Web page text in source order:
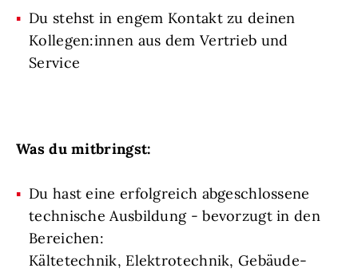
Du stehst in engem Kontakt zu deinen
Kollegen:innen aus dem Vertrieb und
Service
Was du mitbringst:
Du hast eine erfolgreich abgeschlossene
technische Ausbildung - bevorzugt in den
Bereichen:
Kältetechnik, Elektrotechnik, Gebäude-